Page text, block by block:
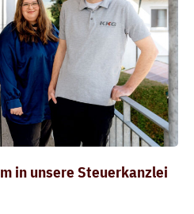
in unsere Steuerkanzlei